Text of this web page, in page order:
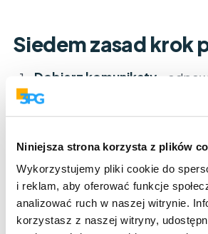
Niniejsza strona korzysta z plików
Wykorzystujemy pliki cookie do
i reklam, aby oferować funkcje
analizować ruch w naszej witrynie.
korzystasz z naszej witryny,
Siedem zasad krok
Dobierz komunikaty –
wątpliwości pacjentów i
dopasowane do pracy
Upewnij się, że komunikaty
w Badaniu Istotności
w jakim stopniu znajomość
przełoży się na gotowość i